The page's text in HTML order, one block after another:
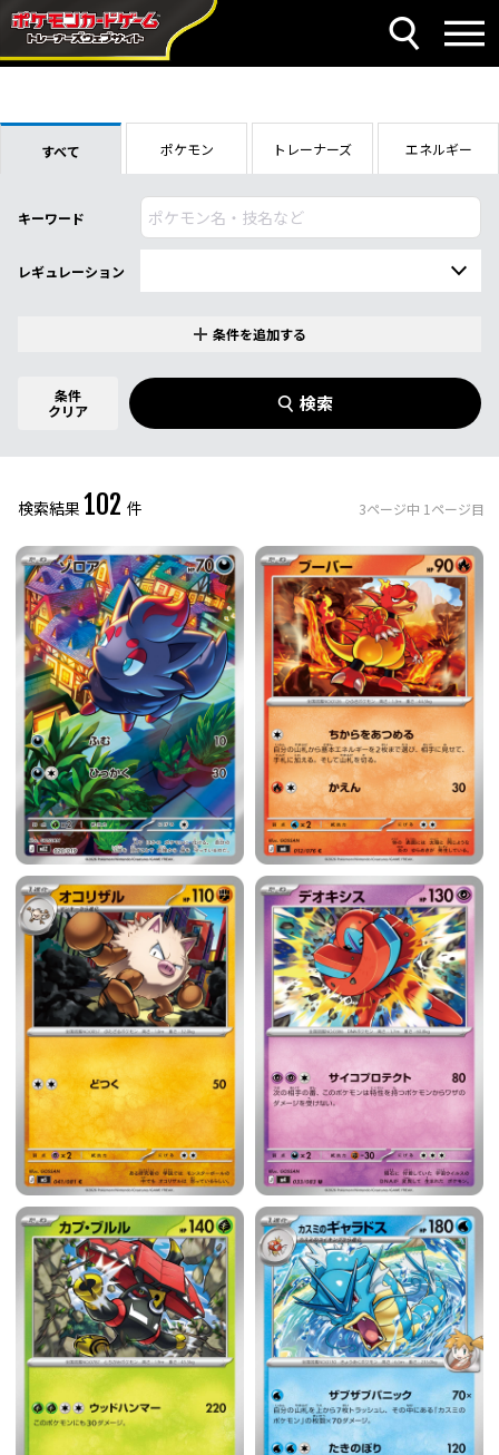
すべて ポケモン トレーナーズ エネルギー
キーワード
レギュレーション
商品名
イラストレーター
レアリティ 0件選択中
ミラー仕様のカード 件選択中
条件を追加する
条件
クリア
検索
検索結果 102 件 3ページ中 1 ページ目